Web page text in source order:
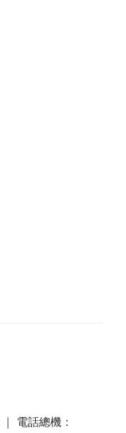
電話總機：